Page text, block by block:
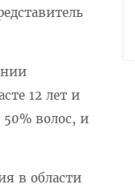
12 лет и
волос, и
в области